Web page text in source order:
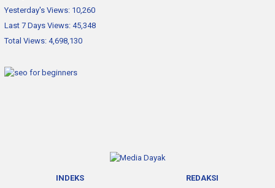
Yesterday's Views: 10,260
Last 7 Days Views: 45,348
Total Views: 4,698,130
INDEKS REDAKSI